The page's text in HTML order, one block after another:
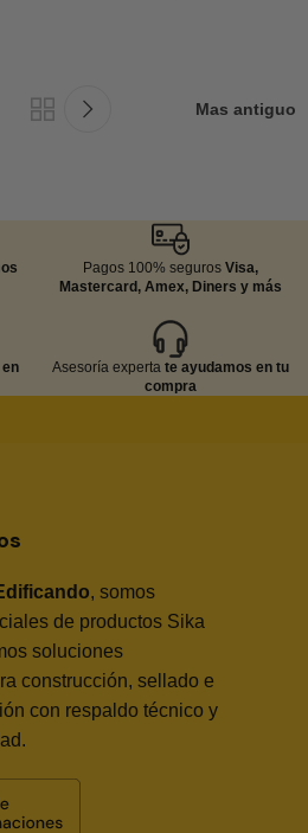
Mas antiguo
Pagos 100% seguros Visa,
Mastercard, Amex, Diners y más
Asesoría experta te ayudamos en tu
compra
, somos
de productos Sika
soluciones
construcción, sellado e
con respaldo técnico y